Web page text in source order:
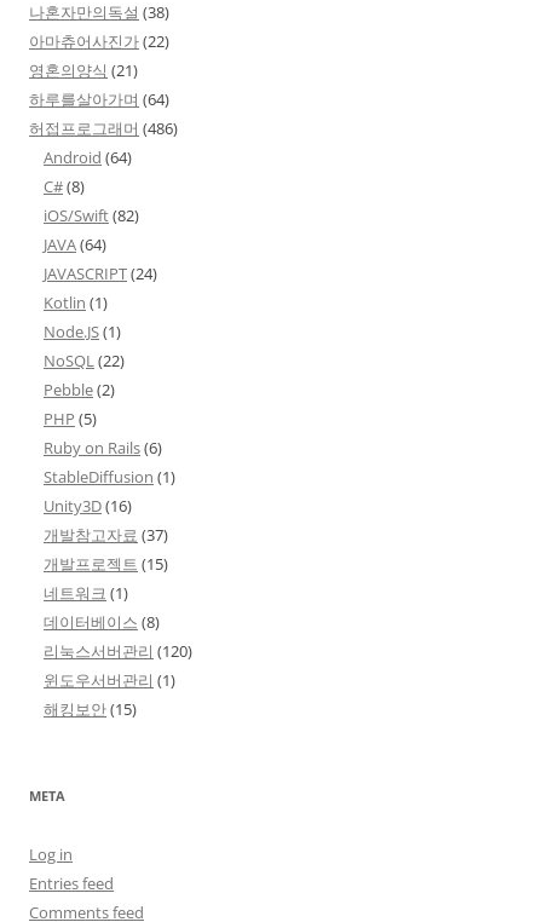
나혼자만의독설 (38)
아마츄어사진가(22)
영혼의양식 (21)
하루를살아가며 (64)
허접프로그래머 (486)
Android (64)
C#(8)
iOS/Swift(82)
JAVA(64)
JAVASCRIPT(24)
Kotlin (1)
Node.JS(1)
NoSQL(22)
Pebble(2)
PHP (5)
Ruby on Rails(6)
StableDiffusion (1)
Unity3D(16)
개발참고자료 (37)
개발프로젝트 (15)
네트워크 (1)
데이터베이스 (8)
리눅스서버관리 (120)
윈도우서버관리 (1)
해킹보안(15)
META
Log in
Entries feed
Comments feed